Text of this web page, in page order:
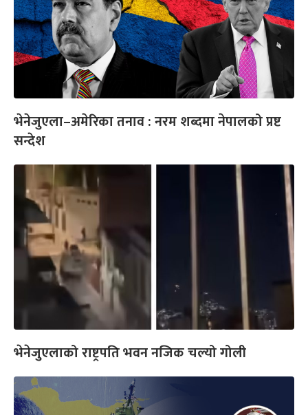
भेनेजुएला–अमेरिका तनाव : नरम शब्दमा नेपालको प्रष्ट
सन्देश
भेनेजुएलाको राष्ट्रपति भवन नजिक चल्यो गोली